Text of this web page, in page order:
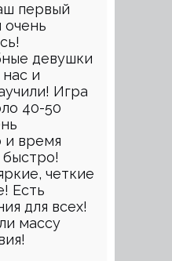
первый
очень
девушки
и
Игра
40-50
и время
четкие
Есть
для всех!
массу